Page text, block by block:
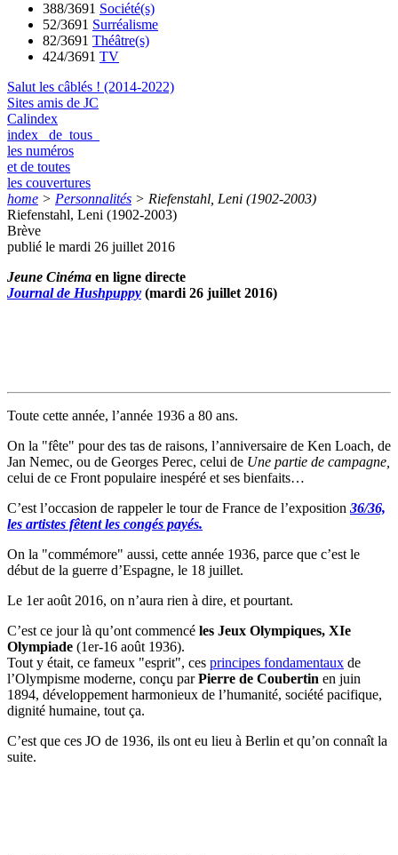
388/3691 Société(s)
52/3691 Surréalisme
82/3691 Théâtre(s)
424/3691 TV
Salut les câblés ! (2014-2022)
Sites amis de JC
Calindex
index de tous
les numéros
et de toutes
les couvertures
home > Personnalités > Riefenstahl, Leni (1902-2003)
Riefenstahl, Leni (1902-2003)
Brève
publié le mardi 26 juillet 2016
Jeune Cinéma en ligne directe
Journal de Hushpuppy (mardi 26 juillet 2016)
Toute cette année, l’année 1936 a 80 ans.
On la "fête" pour des tas de raisons, l’anniversaire de Ken Loach, de
Jan Nemec, ou de Georges Perec, celui de Une partie de campagne,
celui de ce Front populaire inespéré et ses bienfaits…
C’est l’occasion de rappeler le tour de France de l’exposition 36/36,
les artistes fêtent les congés payés.
On la "commémore" aussi, cette année 1936, parce que c’est le
début de la guerre d’Espagne, le 18 juillet.
Le 1er août 2016, on n’aura rien à dire, et pourtant.
C’est ce jour là qu’ont commencé les Jeux Olympiques, XIe
Olympiade (1er-16 août 1936).
Tout y était, ce fameux "esprit", ces principes fondamentaux de
l’Olympisme moderne, conçu parPierre de Coubertin en juin
1894, développement harmonieux de l’humanité, société pacifique,
dignité humaine, tout ça.
C’est que ces JO de 1936, ils ont eu lieu à Berlin et qu’on connaît la
suite.